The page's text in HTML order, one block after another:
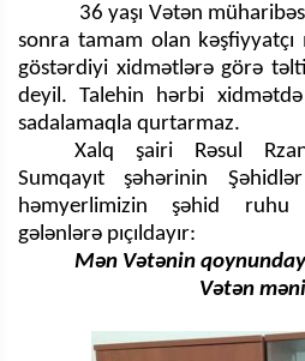
36 yaşı Vətən
sonra tamam olan
göstərdiyi xidmətlərə görə
deyil. Talehin hərbi xidmətdə
sadalamaqla qurtarmaz.
Xalq şairi Rəsul
Sumqayıt şəhərinin
həmyerlimizin şəhid ruhu
gələnlərə pıçıldayır:
Mən Vətənin
Vətən mənim